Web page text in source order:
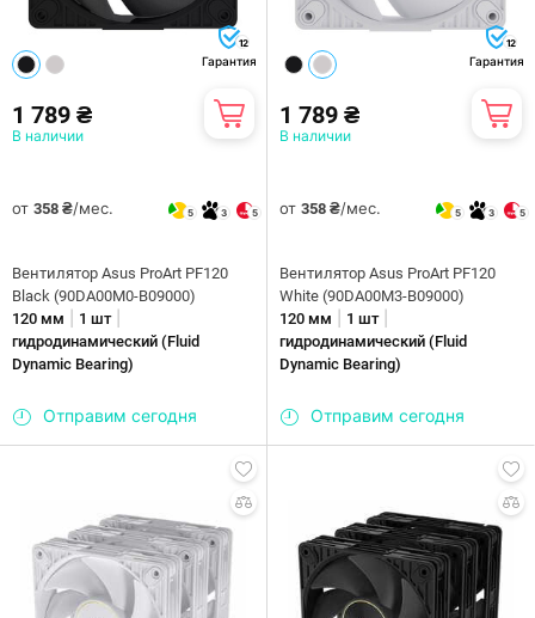
12
Гарантия
1 789 ₴
В наличии
от 358 ₴/мес. 5 3 5
Вентилятор Asus ProArt PF120
Black (90DA00M0-B09000)
120 мм
1 шт|
гидродинамический (Fluid
Dynamic Bearing)
Отправим сегодня
12
Гарантия
1 789 ₴
В наличии
от 358 ₴/мес. 5 3 5
Вентилятор Asus ProArt PF120
White (90DA00M3-B09000)
120 мм
1 шт|
гидродинамический (Fluid
Dynamic Bearing)
Отправим сегодня